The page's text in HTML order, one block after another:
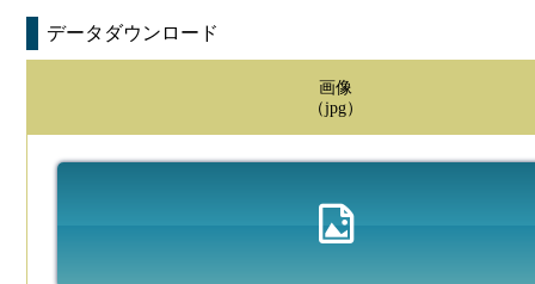
データダウンロード
画像
（jpg）